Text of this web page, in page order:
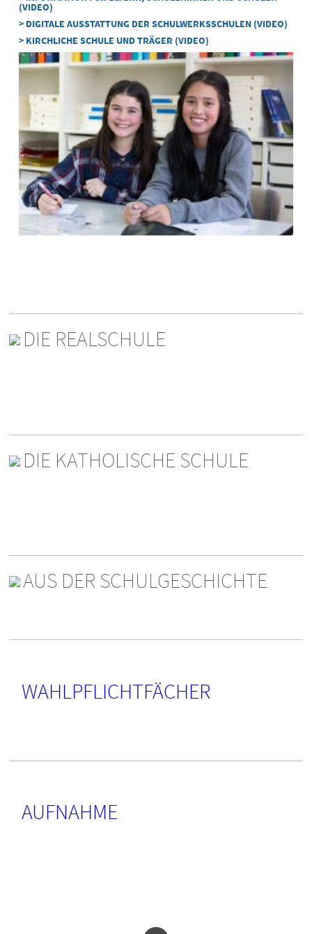
(VIDEO)
> DIGITALE AUSSTATTUNG DER SCHULWERKSSCHULEN (VIDEO)
> KIRCHLICHE SCHULE UND TRÄGER (VIDEO)
DIE REALSCHULE
DIE KATHOLISCHE SCHULE
AUS DER SCHULGESCHICHTE
WAHLPFLICHTFÄCHER
AUFNAHME